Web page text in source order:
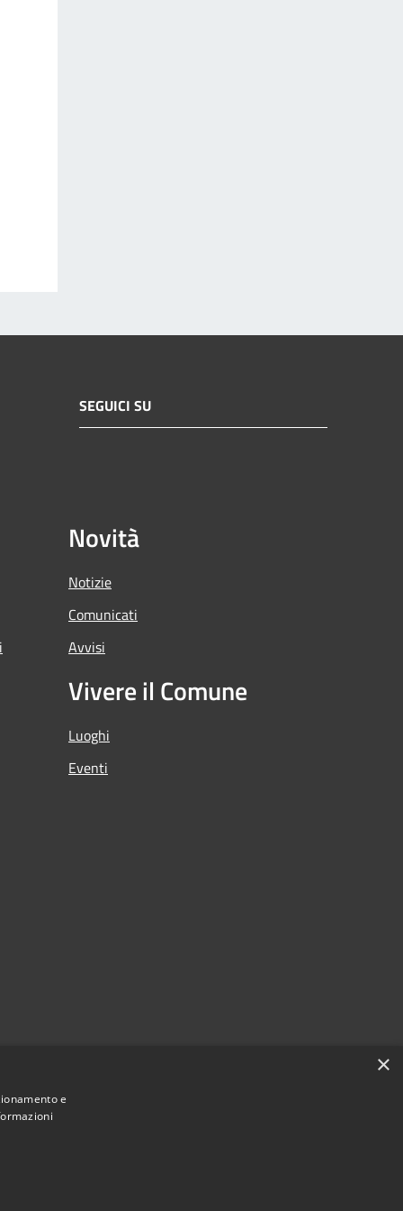
SEGUICI SU
Novità
Notizie
Comunicati
Avvisi
Vivere il Comune
Luoghi
Eventi
×
e